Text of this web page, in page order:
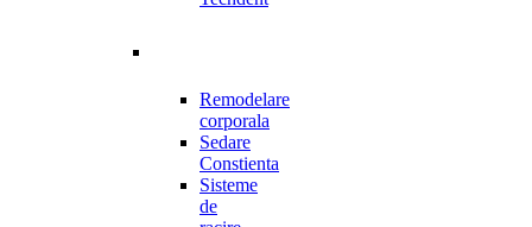
Remodelare
corporala
Sedare
Constienta
Sisteme
de